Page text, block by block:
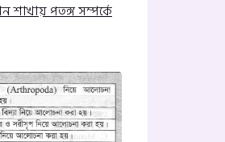
শাখায় পতঙ্গ সম্পর্কে